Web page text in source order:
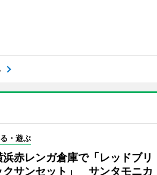
・遊ぶ
浜赤レンガ倉庫で「レッドブリ
クサンセット」 サンタモニカ